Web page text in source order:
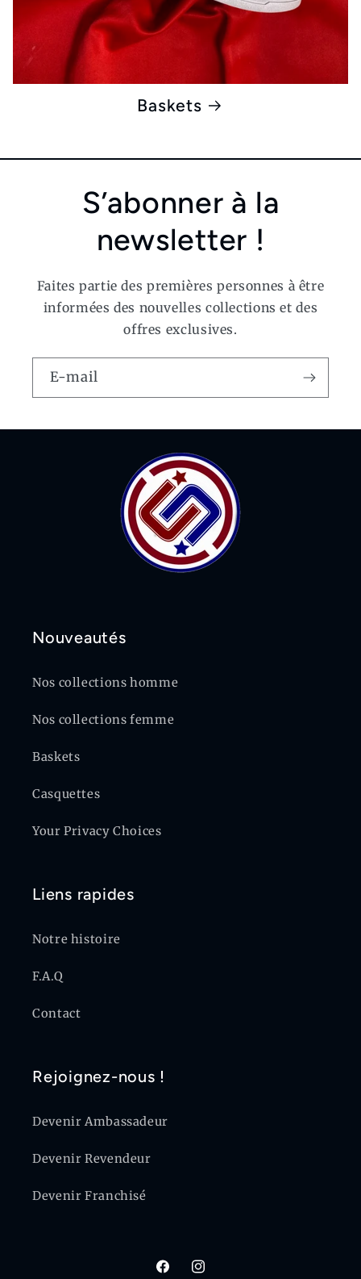
Baskets
S’abonner à la
newsletter !
Faites partie des premières personnes à être
informées des nouvelles collections et des
offres exclusives.
E-mail
Nouveautés
Nos collections homme
Nos collections femme
Baskets
Casquettes
Your Privacy Choices
Liens rapides
Notre histoire
F.A.Q
Contact
Rejoignez-nous !
Devenir Ambassadeur
Devenir Revendeur
Devenir Franchisé
FacebookInstagram